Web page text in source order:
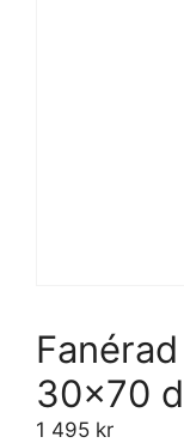
30×70
1 495 kr